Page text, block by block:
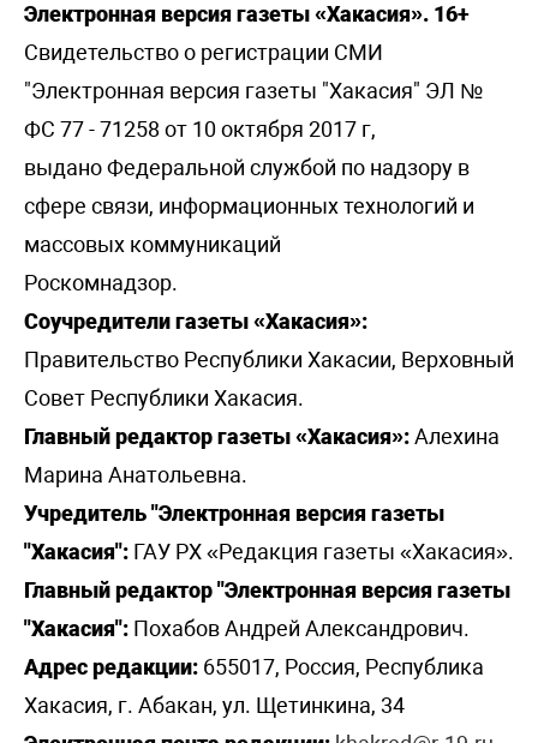
Электронная версия газеты «Хакасия». 16+
Свидетельство о регистрации СМИ
"Электронная версия газеты "Хакасия" ЭЛ №
ФС 77 - 71258 от 10 октября 2017 г,
выдано Федеральной службой по надзору в
сфере связи, информационных технологий и
массовых коммуникаций
Роскомнадзор.
Соучредители газеты «Хакасия»:
Правительство Республики Хакасии, Верховный
Совет Республики Хакасия.
Главный редактор газеты «Хакасия»:Алехина
Марина Анатольевна.
Учредитель "Электронная версия газеты
"Хакасия": ГАУ РХ «Редакция газеты «Хакасия».
Главный редактор "Электронная версия газеты
"Хакасия": Похабов Андрей Александрович.
Адрес редакции: 655017, Россия, Республика
Хакасия, г. Абакан, ул. Щетинкина, 34